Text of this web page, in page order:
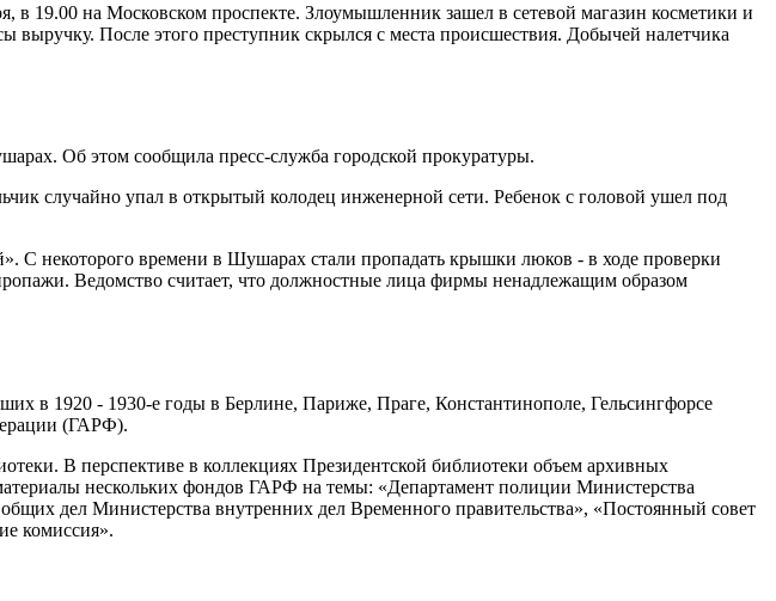
в 19.00 на Московском проспекте. Злоумышленник зашел в сетевой магазин косметики и
выручку. После этого преступник скрылся с места происшествия. Добычей налетчика
Об этом сообщила пресс-служба городской прокуратуры.
случайно упал в открытый колодец инженерной сети. Ребенок с головой ушел под
С некоторого времени в Шушарах стали пропадать крышки люков - в ходе проверки
Ведомство считает, что должностные лица фирмы ненадлежащим образом
в 1920 - 1930-е годы в Берлине, Париже, Праге, Константинополе, Гельсингфорсе
(ГАРФ).
В перспективе в коллекциях Президентской библиотеки объем архивных
нескольких фондов ГАРФ на темы: «Департамент полиции Министерства
дел Министерства внутренних дел Временного правительства», «Постоянный совет
комиссия».